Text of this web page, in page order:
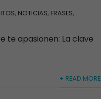
, NOTICIAS, FRASES,
te apasionen: La clave
+ READ MORE